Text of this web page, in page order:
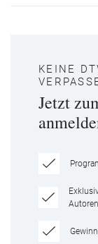
KEINE
Jetzt